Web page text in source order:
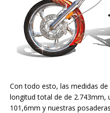
Con todo esto, las medidas
longitud total de de 2.743mm,
101,6mm y nuestras